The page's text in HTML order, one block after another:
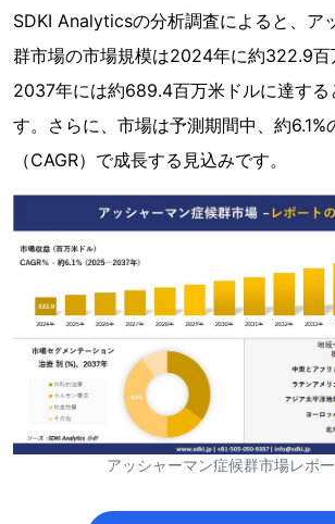
SDKI Analyticsの分析調査によると、ア
群市場の市場規模は2024年に約322.9百
2037年には約689.4百万米ドルに達する
す。さらに、市場は予測期間中、約6.1%
（CAGR）で成長する見込みです。
アッシャーマン症候群市場レポ